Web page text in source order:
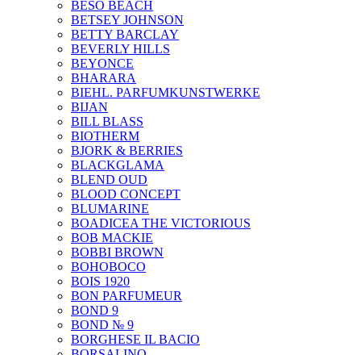
BESO BEACH
BETSEY JOHNSON
BETTY BARCLAY
BEVERLY HILLS
BEYONCE
BHARARA
BIEHL. PARFUMKUNSTWERKE
BIJAN
BILL BLASS
BIOTHERM
BJORK & BERRIES
BLACKGLAMA
BLEND OUD
BLOOD CONCEPT
BLUMARINE
BOADICEA THE VICTORIOUS
BOB MACKIE
BOBBI BROWN
BOHOBOCO
BOIS 1920
BON PARFUMEUR
BOND 9
BOND № 9
BORGHESE IL BACIO